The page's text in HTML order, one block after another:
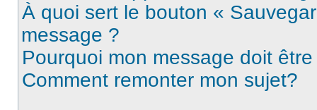
À quoi sert le bouton «
message ?
Pourquoi mon message doit
Comment remonter mon sujet?